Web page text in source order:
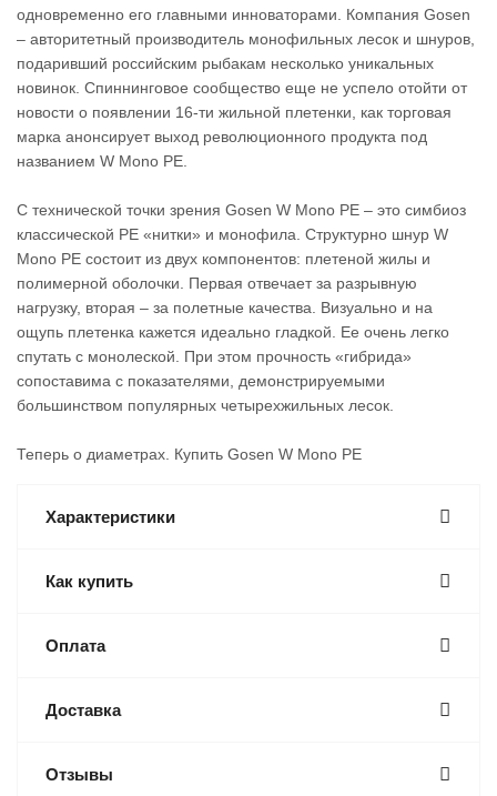
одновременно его главными инноваторами. Компания Gosen
– авторитетный производитель монофильных лесок и шнуров,
подаривший российским рыбакам несколько уникальных
новинок. Спиннинговое сообщество еще не успело отойти от
новости о появлении 16-ти жильной плетенки, как торговая
марка анонсирует выход революционного продукта под
названием W Mono PE.
С технической точки зрения Gosen W Mono PE – это симбиоз
классической PE «нитки» и монофила. Структурно шнур W
Mono PE состоит из двух компонентов: плетеной жилы и
полимерной оболочки. Первая отвечает за разрывную
нагрузку, вторая – за полетные качества. Визуально и на
ощупь плетенка кажется идеально гладкой. Ее очень легко
спутать с монолеской. При этом прочность «гибрида»
сопоставима с показателями, демонстрируемыми
большинством популярных четырехжильных лесок.
Теперь о диаметрах. Купить Gosen W Mono PE
Характеристики
Как купить
Оплата
Доставка
Отзывы